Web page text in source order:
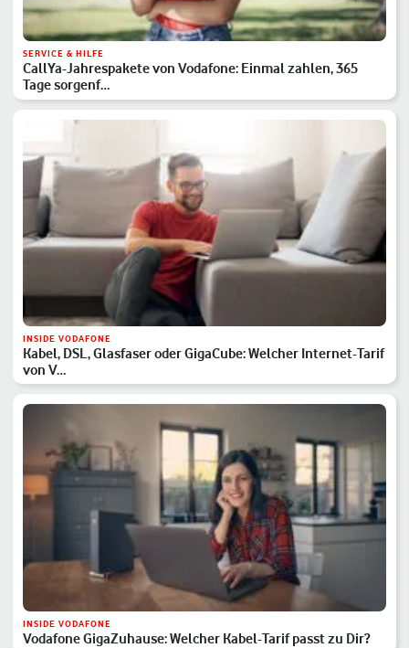
SERVICE & HILFE
CallYa-Jahrespakete von Vodafone: Einmal zahlen, 365
Tage sorgenf…
INSIDE VODAFONE
Kabel, DSL, Glasfaser oder GigaCube: Welcher Internet-Tarif
von V…
INSIDE VODAFONE
Vodafone GigaZuhause: Welcher Kabel-Tarif passt zu Dir?